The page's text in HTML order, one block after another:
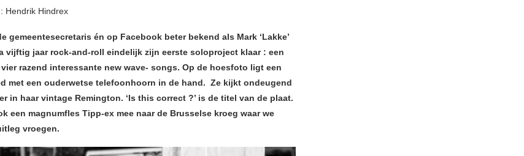
Hendrik Hindrex
gemeentesecretaris én op Facebook beter bekend als Mark ‘Lakke’
vijftig jaar rock-and-roll eindelijk zijn eerste soloproject klaar : een
razend interessante new wave- songs. Op de hoesfoto ligt een
met een ouderwetse telefoonhoorn in de hand. Ze kijkt ondeugend
in haar vintage Remington. ‘Is this correct ?’ is de titel van de plaat.
een magnumfles Tipp-ex mee naar de Brusselse kroeg waar we
vroegen.